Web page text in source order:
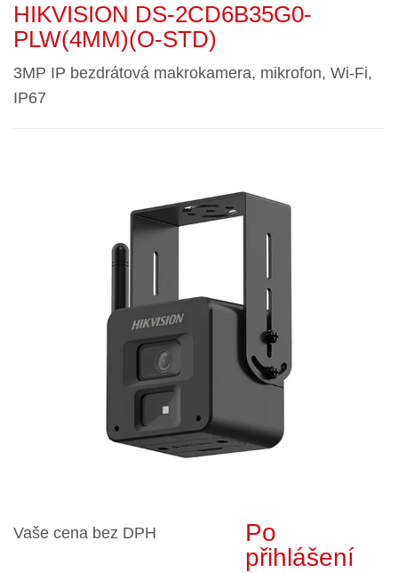
HIKVISION DS-2CD6B35G0-
PLW(4MM)(O-STD)
3MP IP bezdrátová makrokamera, mikrofon, Wi-Fi,
IP67
Vaše cena bez DPH
Po
přihlášení